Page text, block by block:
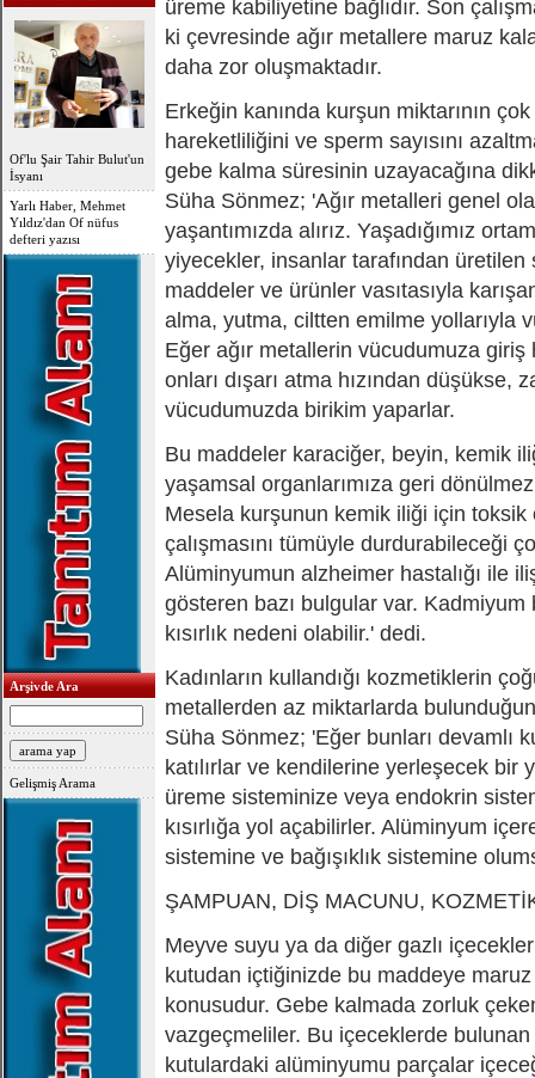
Of'lu Şair Tahir Bulut'un
İsyanı
Yarlı Haber, Mehmet
Yıldız'dan Of nüfus
defteri yazısı
Arşivde Ara
Gelişmiş Arama
üreme kabiliyetine bağlıdır. Son
ki çevresinde ağır metallere maruz
daha zor oluşmaktadır.
Erkeğin kanında kurşun miktarının
hareketliliğini ve sperm sayısını
gebe kalma süresinin uzayacağına
Süha Sönmez; 'Ağır metalleri genel
yaşantımızda alırız. Yaşadığımız
yiyecekler, insanlar tarafından üretilen
maddeler ve ürünler vasıtasıyla
alma, yutma, ciltten emilme yollarıyla
Eğer ağır metallerin vücudumuza giriş
onları dışarı atma hızından düşükse,
vücudumuzda birikim yaparlar.
Bu maddeler karaciğer, beyin, kemik
yaşamsal organlarımıza geri
Mesela kurşunun kemik iliği için toksik
çalışmasını tümüyle durdurabileceği
Alüminyumun alzheimer hastalığı ile
gösteren bazı bulgular var.
kısırlık nedeni olabilir.' dedi.
Kadınların kullandığı kozmetiklerin
metallerden az miktarlarda
Süha Sönmez; 'Eğer bunları devamlı
katılırlar ve kendilerine yerleşecek bir
üreme sisteminize veya endokrin
kısırlığa yol açabilirler. Alüminyum
sistemine ve bağışıklık sistemine
ŞAMPUAN, DİŞ MACUNU,
Meyve suyu ya da diğer gazlı
kutudan içtiğinizde bu maddeye
konusudur. Gebe kalmada zorluk
vazgeçmeliler. Bu içeceklerde
kutulardaki alüminyumu parçalar